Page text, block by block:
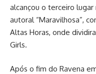
alcançou o terceiro lugar
autoral “Maravilhosa”,
Altas Horas, onde
Girls.
Após o fim do Ravena